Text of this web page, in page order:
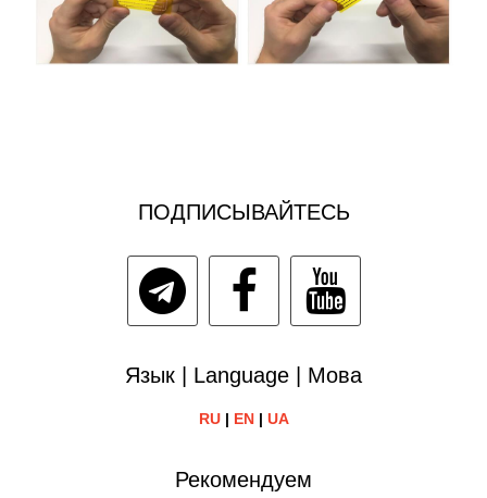
ПОДПИСЫВАЙТЕСЬ
Язык | Language | Мова
RU| EN| UA
Рекомендуем